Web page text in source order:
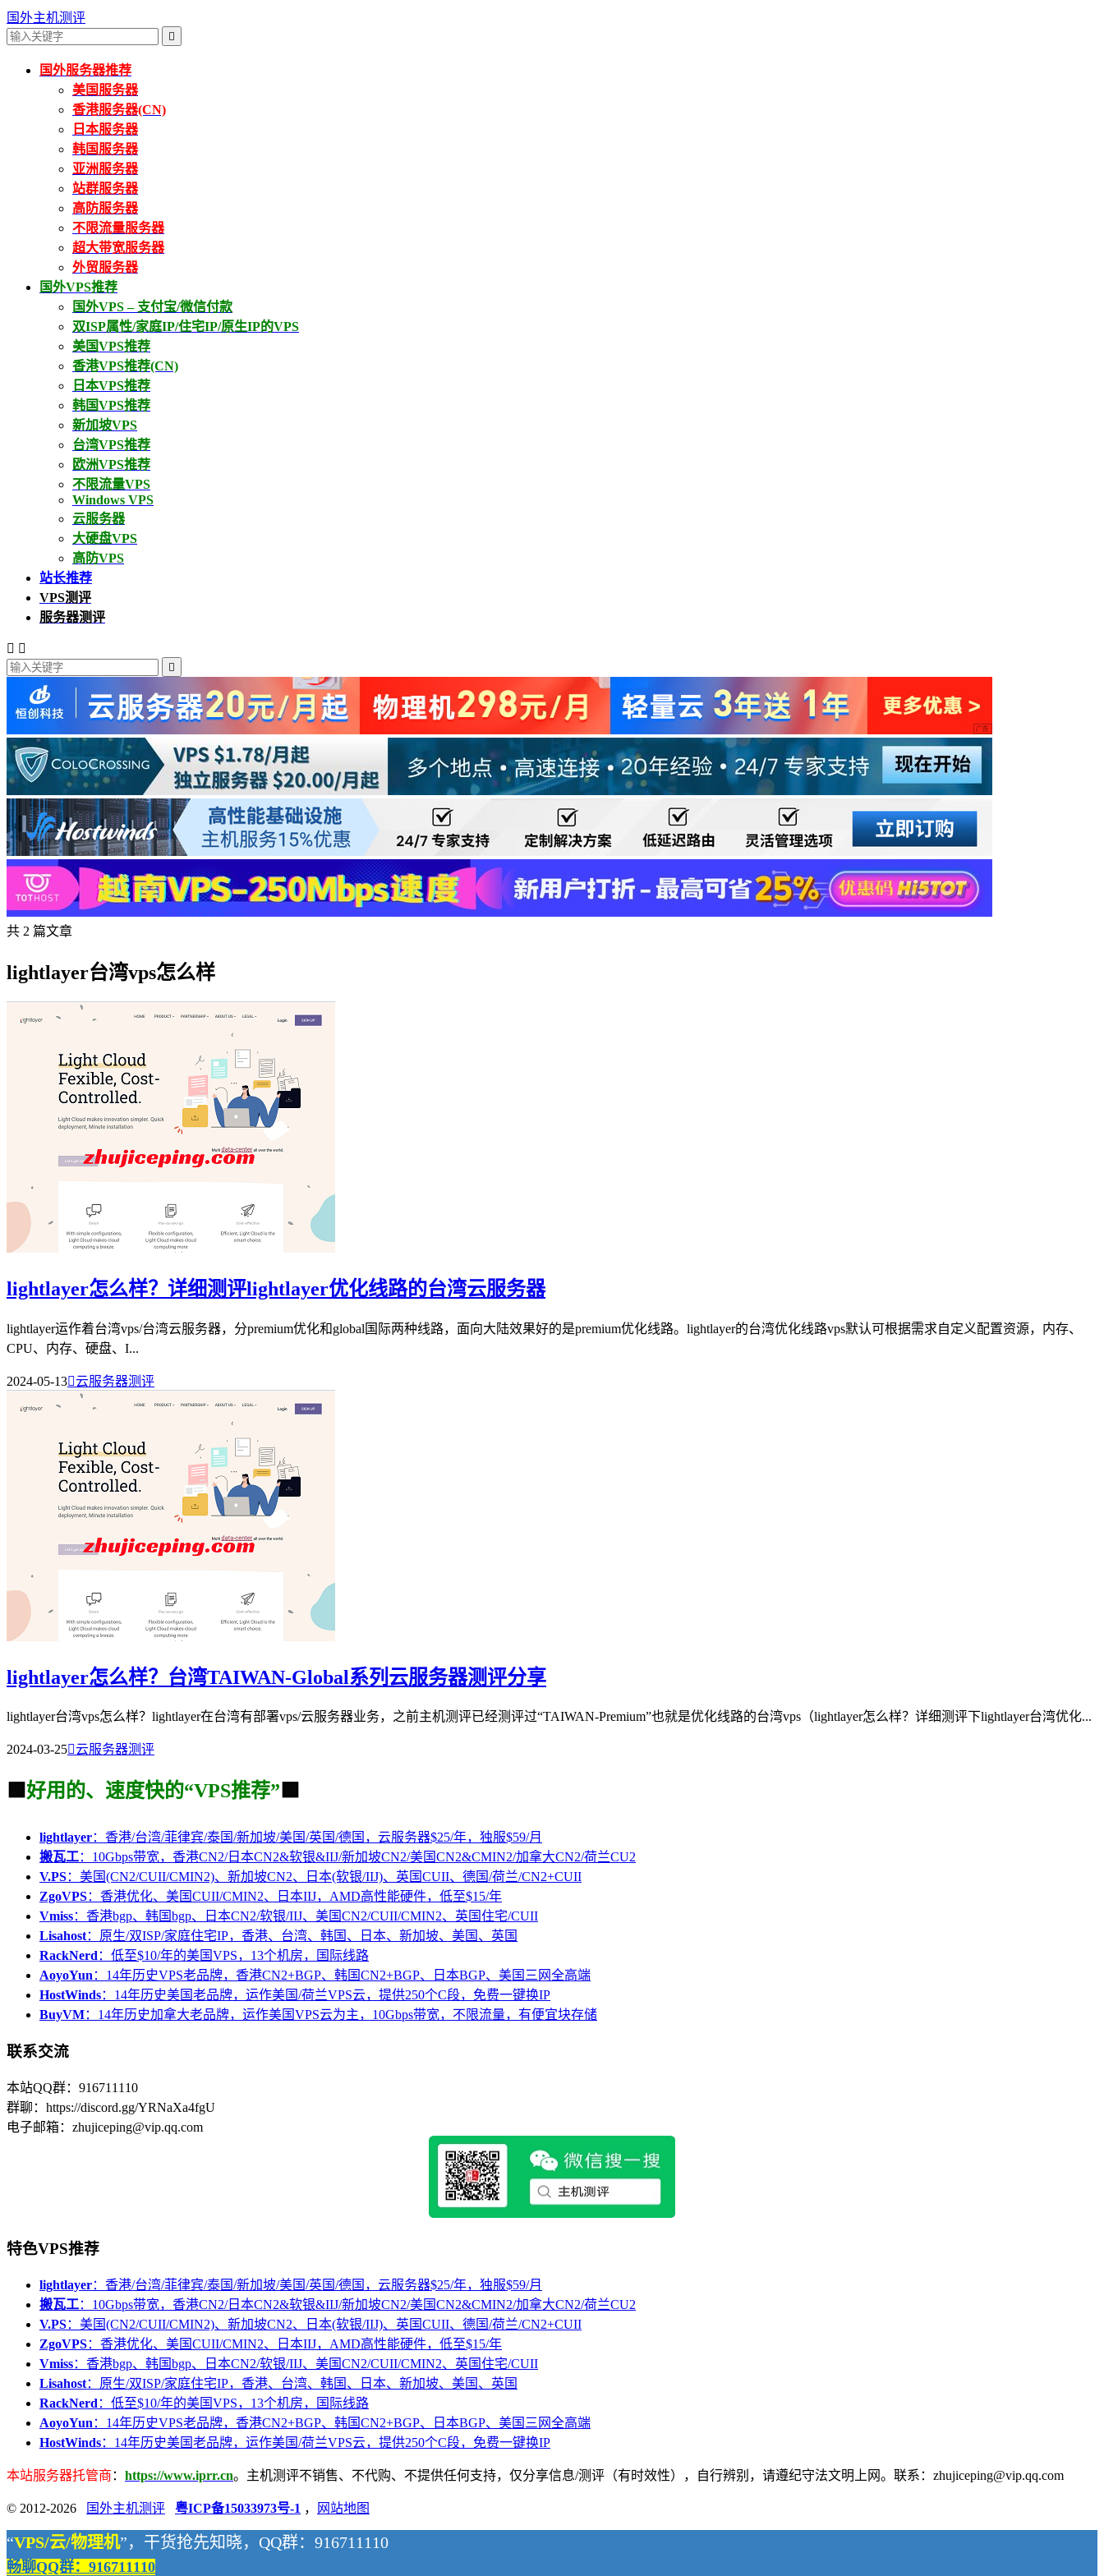
国外主机测评

国外服务器推荐
美国服务器
香港服务器(CN)
日本服务器
韩国服务器
亚洲服务器
站群服务器
高防服务器
不限流量服务器
超大带宽服务器
外贸服务器
国外VPS推荐
国外VPS – 支付宝/微信付款
双ISP属性/家庭IP/住宅IP/原生IP的VPS
美国VPS推荐
香港VPS推荐(CN)
日本VPS推荐
韩国VPS推荐
新加坡VPS
台湾VPS推荐
欧洲VPS推荐
不限流量VPS
Windows VPS
云服务器
大硬盘VPS
高防VPS
站长推荐
VPS测评
服务器测评
 

共 2 篇文章
lightlayer台湾vps怎么样
lightlayer怎么样？详细测评lightlayer优化线路的台湾云服务器
lightlayer运作着台湾vps/台湾云服务器，分premium优化和global国际两种线路，面向大陆效果好的是premium优化线路。lightlayer的台湾优化线路vps默认可根据需求自定义配置资源，内存、
CPU、内存、硬盘、I...
2024-05-13云服务器测评
lightlayer怎么样？台湾TAIWAN-Global系列云服务器测评分享
lightlayer台湾vps怎么样？lightlayer在台湾有部署vps/云服务器业务，之前主机测评已经测评过“TAIWAN-Premium”也就是优化线路的台湾vps（lightlayer怎么样？详细测评下lightlayer台湾优化...
2024-03-25云服务器测评
🟩 好用的、速度快的“VPS推荐” 🟩
lightlayer：香港/台湾/菲律宾/泰国/新加坡/美国/英国/德国，云服务器$25/年，独服$59/月
搬瓦工：10Gbps带宽，香港CN2/日本CN2&软银&IIJ/新加坡CN2/美国CN2&CMIN2/加拿大CN2/荷兰CU2
V.PS：美国(CN2/CUII/CMIN2)、新加坡CN2、日本(软银/IIJ)、英国CUII、德国/荷兰/CN2+CUII
ZgoVPS：香港优化、美国CUII/CMIN2、日本IIJ，AMD高性能硬件，低至$15/年
Vmiss：香港bgp、韩国bgp、日本CN2/软银/IIJ、美国CN2/CUII/CMIN2、英国住宅/CUII
Lisahost：原生/双ISP/家庭住宅IP，香港、台湾、韩国、日本、新加坡、美国、英国
RackNerd ：低至$10/年的美国VPS，13个机房，国际线路
AoyoYun ：14年历史VPS老品牌，香港CN2+BGP、韩国CN2+BGP、日本BGP、美国三网全高端
HostWinds：14年历史美国老品牌，运作美国/荷兰VPS云，提供250个C段，免费一键换IP
BuyVM：14年历史加拿大老品牌，运作美国VPS云为主，10Gbps带宽，不限流量，有便宜块存储
联系交流
本站QQ群：916711110
群聊：https://discord.gg/YRNaXa4fgU
电子邮箱：zhujiceping@vip.qq.com
特色VPS推荐
lightlayer：香港/台湾/菲律宾/泰国/新加坡/美国/英国/德国，云服务器$25/年，独服$59/月
搬瓦工：10Gbps带宽，香港CN2/日本CN2&软银&IIJ/新加坡CN2/美国CN2&CMIN2/加拿大CN2/荷兰CU2
V.PS：美国(CN2/CUII/CMIN2)、新加坡CN2、日本(软银/IIJ)、英国CUII、德国/荷兰/CN2+CUII
ZgoVPS：香港优化、美国CUII/CMIN2、日本IIJ，AMD高性能硬件，低至$15/年
Vmiss：香港bgp、韩国bgp、日本CN2/软银/IIJ、美国CN2/CUII/CMIN2、英国住宅/CUII
Lisahost：原生/双ISP/家庭住宅IP，香港、台湾、韩国、日本、新加坡、美国、英国
RackNerd ：低至$10/年的美国VPS，13个机房，国际线路
AoyoYun ：14年历史VPS老品牌，香港CN2+BGP、韩国CN2+BGP、日本BGP、美国三网全高端
HostWinds：14年历史美国老品牌，运作美国/荷兰VPS云，提供250个C段，免费一键换IP
本站服务器托管商 ： https://www.iprr.cn。主机测评不销售、不代购、不提供任何支持，仅分享信息/测评（有时效性），自行辨别，请遵纪守法文明上网。联系：zhujiceping@vip.qq.com
© 2012-2026 国外主机测评 粤ICP备15033973号-1 ， 网站地图
“VPS/云/物理机”，干货抢先知晓，QQ群：916711110
畅聊QQ群：916711110